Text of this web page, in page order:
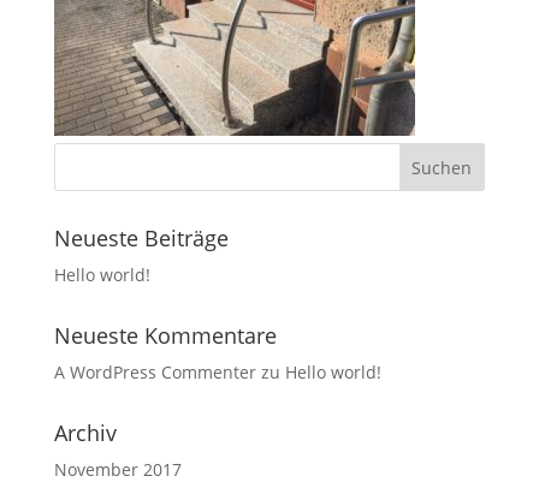
Neueste Beiträge
Hello world!
Neueste Kommentare
A WordPress Commenterzu Hello world!
Archiv
November 2017